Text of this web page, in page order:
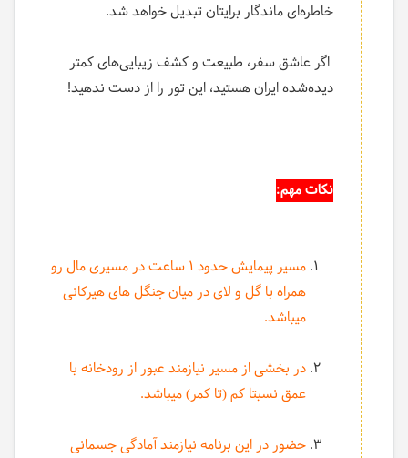
خاطره‌ای ماندگار برایتان تبدیل خواهد شد.
اگر عاشق سفر، طبیعت و کشف زیبایی‌های کمتر
دیده‌شده ایران هستید، این تور را از دست ندهید!
نکات مهم:
مسیر پیمایش حدود 1 ساعت در مسیری مال رو
همراه با گل و لای در میان جنگل های هیرکانی
میباشد.
در بخشی از مسیر نیازمند عبور از رودخانه با
عمق نسبتا کم (تا کمر) میباشد.
حضور در این برنامه نیازمند آمادگی جسمانی